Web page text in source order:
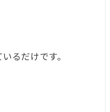
るだけです。